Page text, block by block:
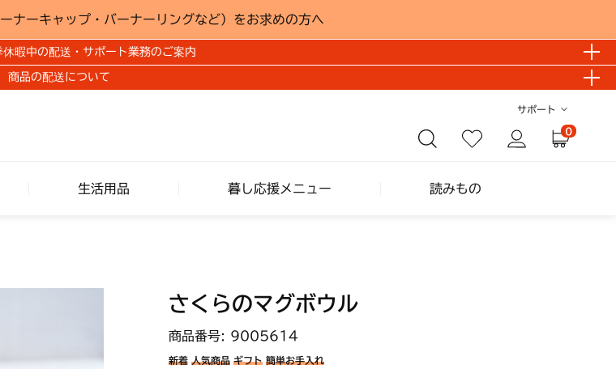
ナーキャップ・バーナーリングなど）をお求めの方へ
暇中の配送・サポート業務のご案内
商品の配送について
サポート
0
生活用品 暮し応援メニュー 読みもの
さくらのマグボウル
商品番号: 9005614
新着 人気商品 ギフト 簡単お手入れ